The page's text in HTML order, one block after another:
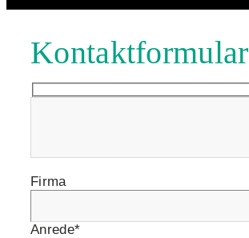
Kontaktformular
Firma
Anrede*